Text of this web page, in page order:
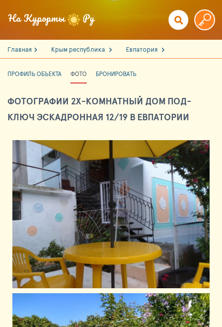
Главная Крым республика Евпатория
ПРОФИЛЬ ОБЪЕКТА ФОТО БРОНИРОВАТЬ
ФОТОГРАФИИ 2Х-КОМНАТНЫЙ ДОМ ПОД-
КЛЮЧ ЭСКАДРОННАЯ 12/19 В ЕВПАТОРИИ